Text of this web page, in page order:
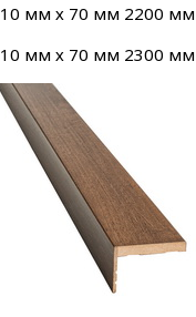
10 мм х 70 мм 2200 мм
10 мм х 70 мм 2300 мм